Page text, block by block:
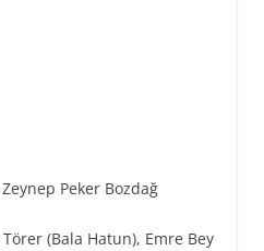
Peker Bozdağ
(Bala Hatun), Emre Bey